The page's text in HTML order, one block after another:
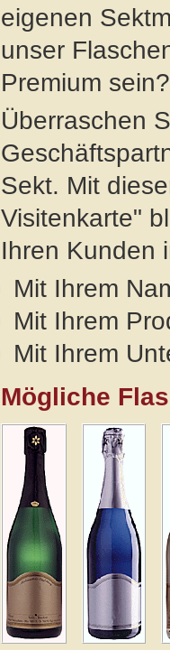
eigenen
unser
Premium sein?
Überraschen
Sekt. Mit
Visitenkarte"
Ihren Kunden
Mit Ihrem
Mit Ihrem
Mit Ihrem
Mögliche